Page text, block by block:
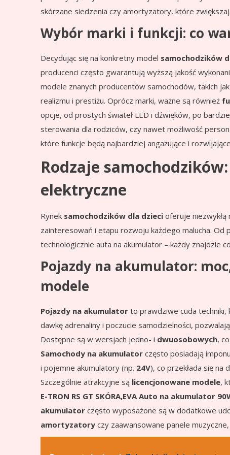
skórzane siedzenia czy amortyzatory, które
Wybór marki i funkcji: co
Decydując się na konkretny model samochodzików
producenci często gwarantują wyższą jakość
modele znanych producentów samochodów, takich jak
realizmu i prestiżu. Oprócz marki, ważne są również
opcje, od prostych świateł LED i dźwięków, po
sterowania dla rodziców, czy nawet możliwość
które funkcje będą najbardziej angażujące i
Rodzaje
elektryczne
Rynek samochodzików dla dzieci oferuje
zainteresowań i etapu rozwoju każdego malucha.
technologicznie auta na akumulator – każdy znajdzie
Pojazdy na akumulator:
modele
Pojazdy na akumulator to prawdziwe cuda
dawkę adrenaliny i poczucie samodzielności,
Dostępne są w wersjach jedno- i dwuosobowych,
Samochody na akumulator często posiadają
i pojemne akumulatory (np. 24V), co przekłada się na
Szczególnie atrakcyjne są licencjonowane modele,
E-TRON RS GT SKÓRA,EVA Auto na akumulator
akumulator często wyposażone są w dodatkowe
amortyzatory czy zaawansowane panele